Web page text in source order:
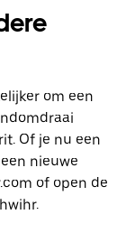
om een
Of je nu een
nieuwe
of open de